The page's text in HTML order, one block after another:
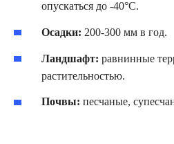
опускаться до -40°C.
Осадки: 200-300 мм в год.
Ландшафт: равнинные
растительностью.
Почвы: песчаные,